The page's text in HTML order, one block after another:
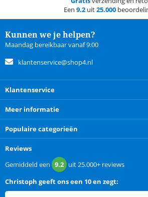
Een 9.2 uit25.000
Kunnen we je helpen?
Maandag bereikbaar vanaf 9:00
klantenservice@shop4.nl
Klantenservice
Meer informatie
Populaire categorieën
Reviews
Gemiddeld een 9.2 uit25.000+ reviews
Christoph geeft ons een 10 en zegt: